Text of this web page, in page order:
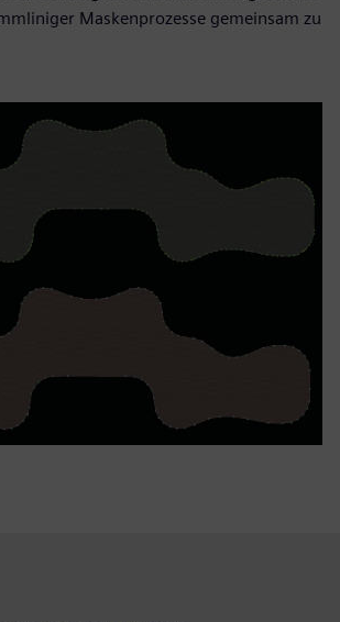
Maskenprozesse gemeinsam zu